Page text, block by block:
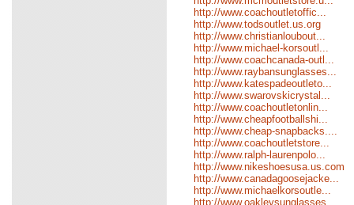
http://www.coachoutletoffic...
http://www.todsoutlet.us.org
http://www.christianloubout...
http://www.michael-korsoutl...
http://www.coachcanada-outl...
http://www.raybansunglasses...
http://www.katespadeoutleto...
http://www.swarovskicrystal...
http://www.coachoutletonlin...
http://www.cheapfootballshi...
http://www.cheap-snapbacks....
http://www.coachoutletstore...
http://www.ralph-laurenpolo...
http://www.nikeshoesusa.us.com
http://www.canadagoosejacke...
http://www.michaelkorsoutle...
http://www.oakleysunglasses...